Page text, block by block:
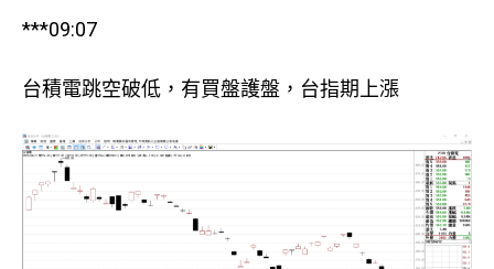
***09:07
台積電跳空破低，有買盤護盤，台指期上漲